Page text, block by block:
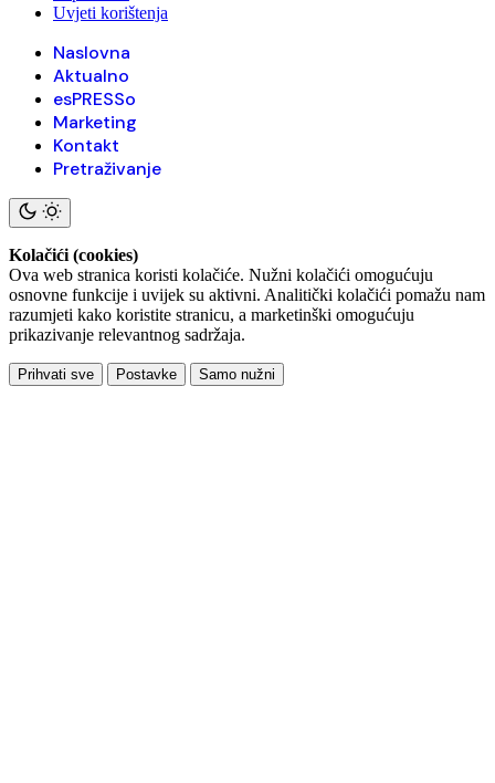
Uvjeti korištenja
Naslovna
Aktualno
esPRESSo
Marketing
Kontakt
Pretraživanje
Kolačići (cookies)
Ova web stranica koristi kolačiće. Nužni kolačići omogućuju
osnovne funkcije i uvijek su aktivni. Analitički kolačići pomažu nam
razumjeti kako koristite stranicu, a marketinški omogućuju
prikazivanje relevantnog sadržaja.
Prihvati sve Postavke Samo nužni